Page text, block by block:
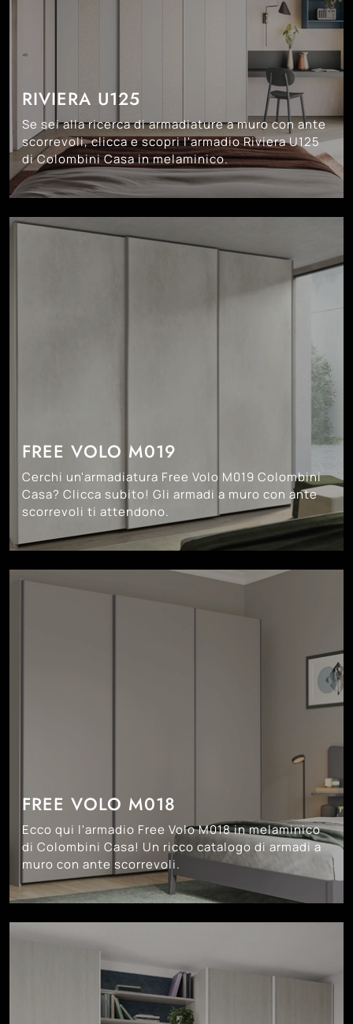
RIVIERA U125
Se sei alla ricerca di armadiature a muro con ante
scorrevoli, clicca e scopri l'armadio Riviera U125
di Colombini Casa in melaminico.
FREE VOLO M019
Cerchi un'armadiatura Free Volo M019 Colombini
Casa? Clicca subito! Gli armadi a muro con ante
scorrevoli ti attendono.
FREE VOLO M018
Ecco qui l'armadio Free Volo M018 in melaminico
di Colombini Casa! Un ricco catalogo di armadi a
muro con ante scorrevoli.